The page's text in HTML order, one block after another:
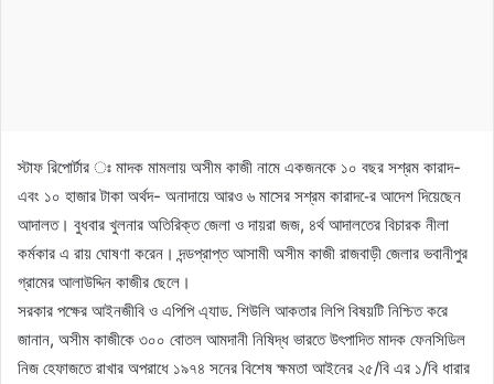
স্টাফ রিপোর্টার ঃ মাদক মামলায় অসীম কাজী নামে একজনকে ১০ বছর সশ্রম কারাদ-
এবং ১০ হাজার টাকা অর্থদ- অনাদায়ে আরও ৬ মাসের সশ্রম কারাদ-ের আদেশ দিয়েছেন
আদালত। বুধবার খুলনার অতিরিক্ত জেলা ও দায়রা জজ, ৪র্থ আদালতের বিচারক নীলা
কর্মকার এ রায় ঘোষণা করেন। দন্ডপ্রাপ্ত আসামী অসীম কাজী রাজবাড়ী জেলার ভবানীপুর
গ্রামের আলাউদ্দিন কাজীর ছেলে।
সরকার পক্ষের আইনজীবি ও এপিপি এ্যাড. শিউলি আকতার লিপি বিষয়টি নিশ্চিত করে
জানান, অসীম কাজীকে ৩০০ বোতল আমদানী নিষিদ্ধ ভারতে উৎপাদিত মাদক ফেনসিডিল
নিজ হেফাজতে রাখার অপরাধে ১৯৭৪ সনের বিশেষ ক্ষমতা আইনের ২৫/বি এর ১/বি ধারার